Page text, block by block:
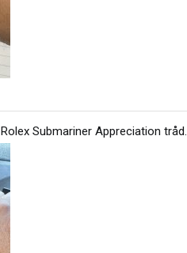
Rolex Submariner Appreciation tråd.